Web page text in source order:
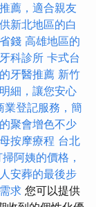
薦，適合親友
新北地區的白
錢 高雄地區的
科診所 卡式台
牙醫推薦 新竹
細，讓您安心
業登記服務，簡
聚會增色不少
按摩療程 台北
阿姨的價格，
安葬的最後步
求 您可以提供